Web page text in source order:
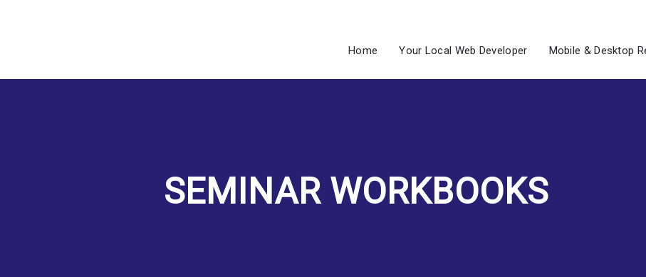
Home Your Local Web Developer Mobile & Desktop
SEMINAR WORKBOOKS
Your Local Web Developer